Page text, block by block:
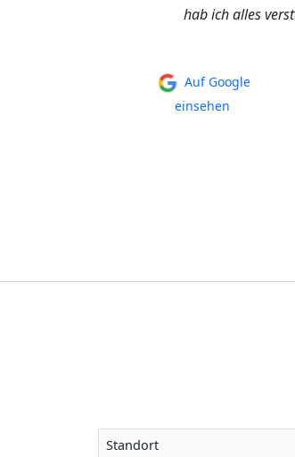
hab ich alles
Auf Google
einsehen
Standort